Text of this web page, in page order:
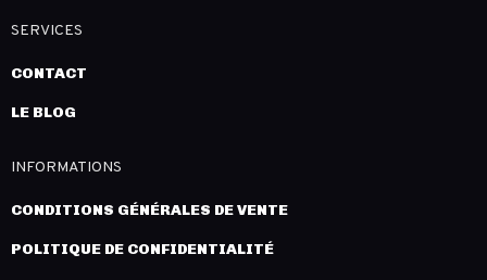
SERVICES
CONTACT
LE BLOG
INFORMATIONS
CONDITIONS GÉNÉRALES DE VENTE
POLITIQUE DE CONFIDENTIALITÉ